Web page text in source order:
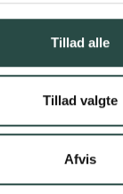
Tillad alle
Tillad valgte
Afvis